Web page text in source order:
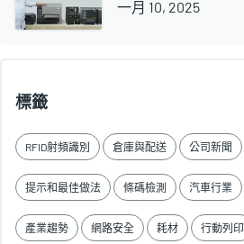
一月 10, 2025
標籤
RFID射頻識別 倉庫與配送 公司新聞
提示和最佳做法 條碼檢測 汽車行業
產業趨勢 網路安全 耗材 行動列印